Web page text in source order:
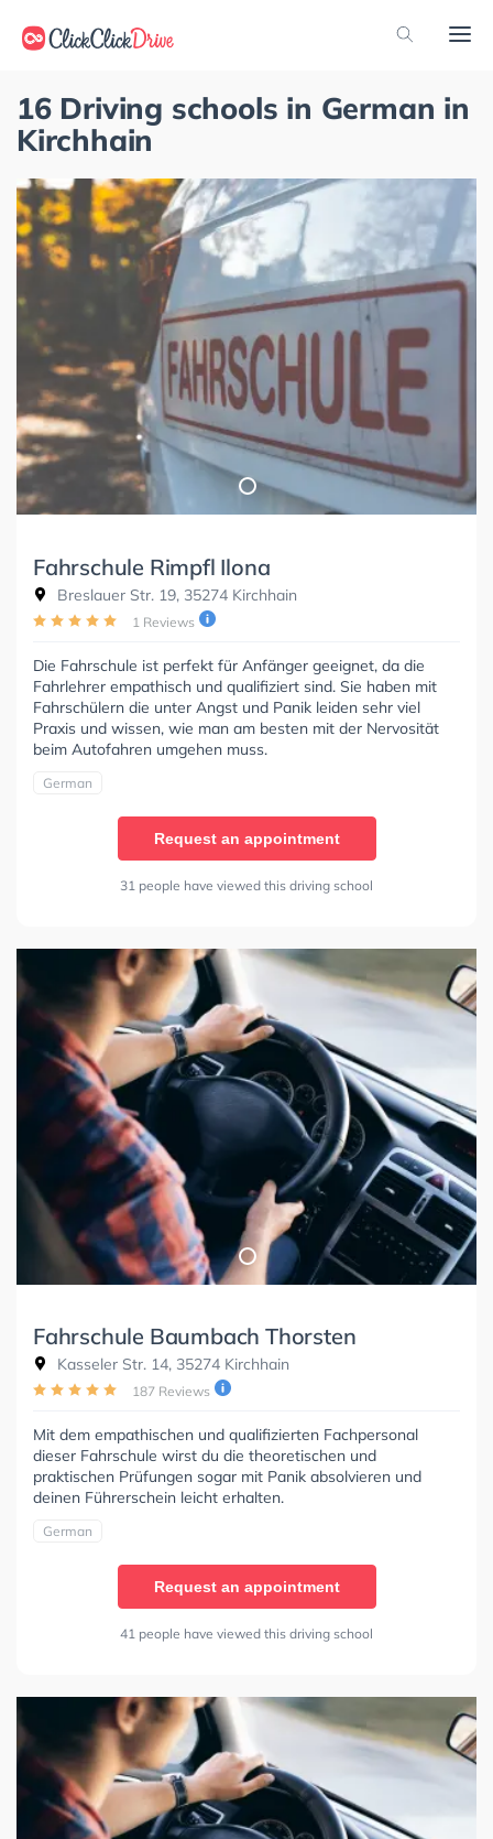
16 Driving schools in German in
Kirchhain
Fahrschule Rimpfl Ilona
Breslauer Str. 19, 35274 Kirchhain
1 Reviews
Die Fahrschule ist perfekt für Anfänger geeignet, da die
Fahrlehrer empathisch und qualifiziert sind. Sie haben mit
Fahrschülern die unter Angst und Panik leiden sehr viel
Praxis und wissen, wie man am besten mit der Nervosität
beim Autofahren umgehen muss.
German
Request an appointment
31 people have viewed this driving school
Fahrschule Baumbach Thorsten
Kasseler Str. 14, 35274 Kirchhain
187 Reviews
Mit dem empathischen und qualifizierten Fachpersonal
dieser Fahrschule wirst du die theoretischen und
praktischen Prüfungen sogar mit Panik absolvieren und
deinen Führerschein leicht erhalten.
German
Request an appointment
41 people have viewed this driving school